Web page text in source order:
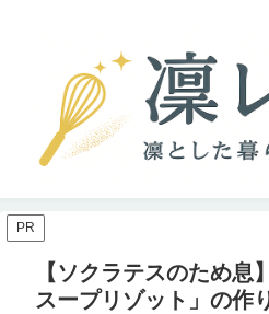
PR
【ソクラテスのため息
スープリゾット」の作